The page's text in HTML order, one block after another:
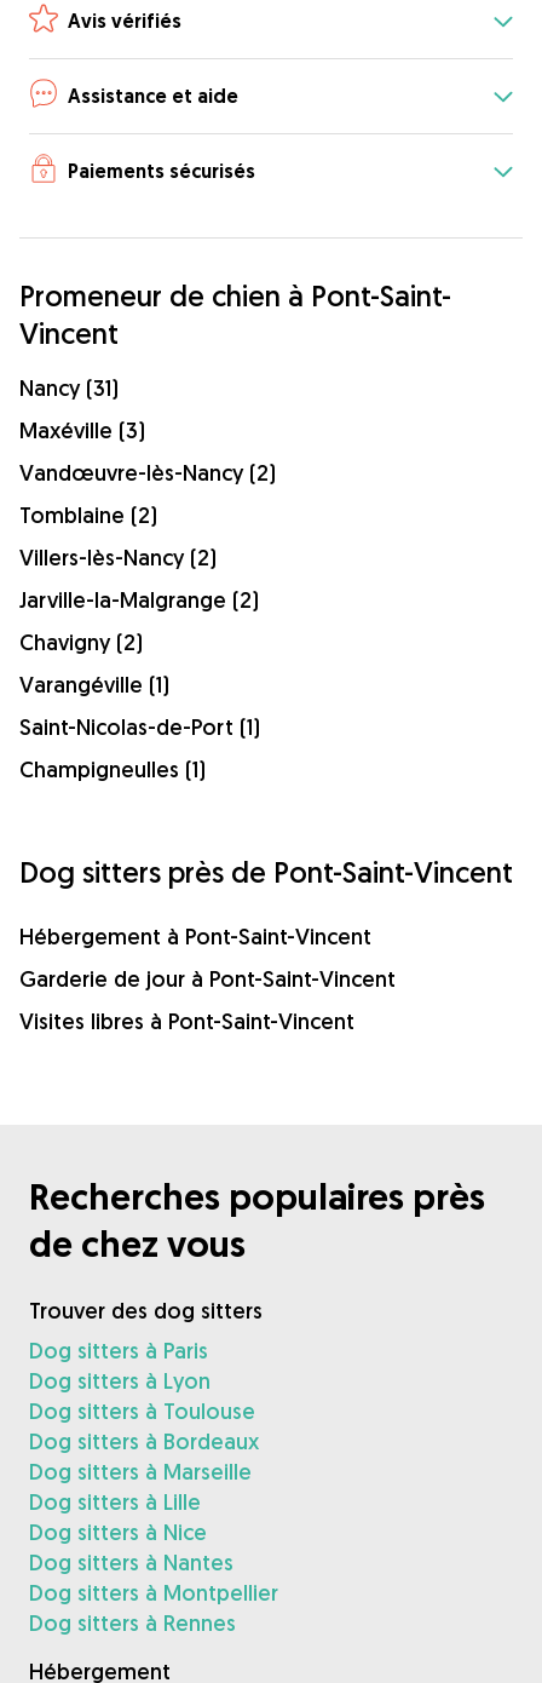
Avis vérifiés
Assistance et aide
Paiements sécurisés
Promeneur de chien à Pont-Saint-
Vincent
Nancy (31)
Maxéville (3)
Vandœuvre-lès-Nancy (2)
Tomblaine (2)
Villers-lès-Nancy (2)
Jarville-la-Malgrange (2)
Chavigny (2)
Varangéville (1)
Saint-Nicolas-de-Port (1)
Champigneulles (1)
Dog sitters près de Pont-Saint-Vincent
Hébergement à Pont-Saint-Vincent
Garderie de jour à Pont-Saint-Vincent
Visites libres à Pont-Saint-Vincent
Recherches populaires près
de chez vous
Trouver des dog sitters
Dog sitters à Paris
Dog sitters à Lyon
Dog sitters à Toulouse
Dog sitters à Bordeaux
Dog sitters à Marseille
Dog sitters à Lille
Dog sitters à Nice
Dog sitters à Nantes
Dog sitters à Montpellier
Dog sitters à Rennes
Hébergement